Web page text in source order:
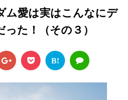
ム愛は実はこんなにデ
た！（その３）
B!